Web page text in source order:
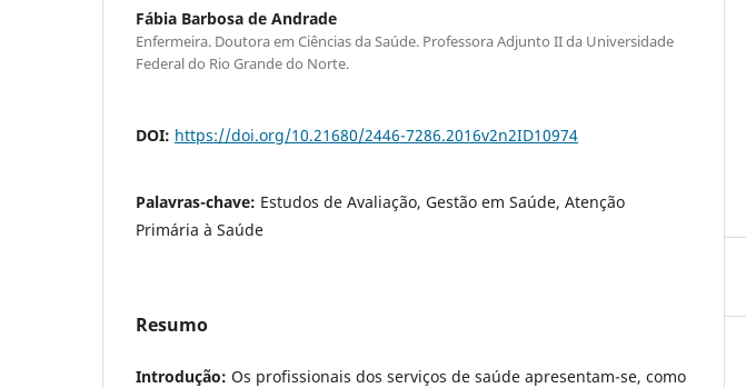
Fábia Barbosa de Andrade
Enfermeira. Doutora em Ciências da Saúde. Professora Adjunto II da Universidade
Federal do Rio Grande do Norte.
DOI: https://doi.org/10.21680/2446-7286.2016v2n2ID10974
Palavras-chave: Estudos de Avaliação, Gestão em Saúde, Atenção
Primária à Saúde
Resumo
Introdução: Os profissionais dos serviços de saúde apresentam-se, como